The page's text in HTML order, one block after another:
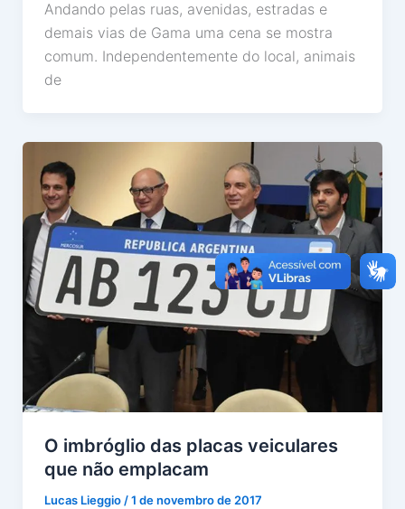
Andando pelas ruas, avenidas, estradas e
demais vias de Gama uma cena se mostra
comum. Independentemente do local, animais
de
O imbróglio das placas veiculares
que não emplacam
Lucas Lieggio /1 de novembro de 2017